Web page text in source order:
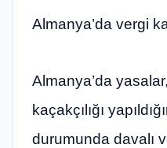
Almanya’da vergi
Almanya’da
kaçakçılığı
durumunda davalı